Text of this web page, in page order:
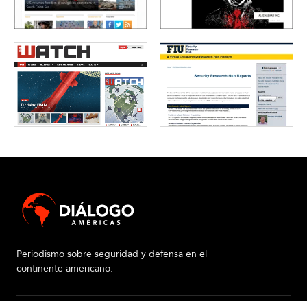
Periodismo sobre seguridad y defensa en el
continente americano.